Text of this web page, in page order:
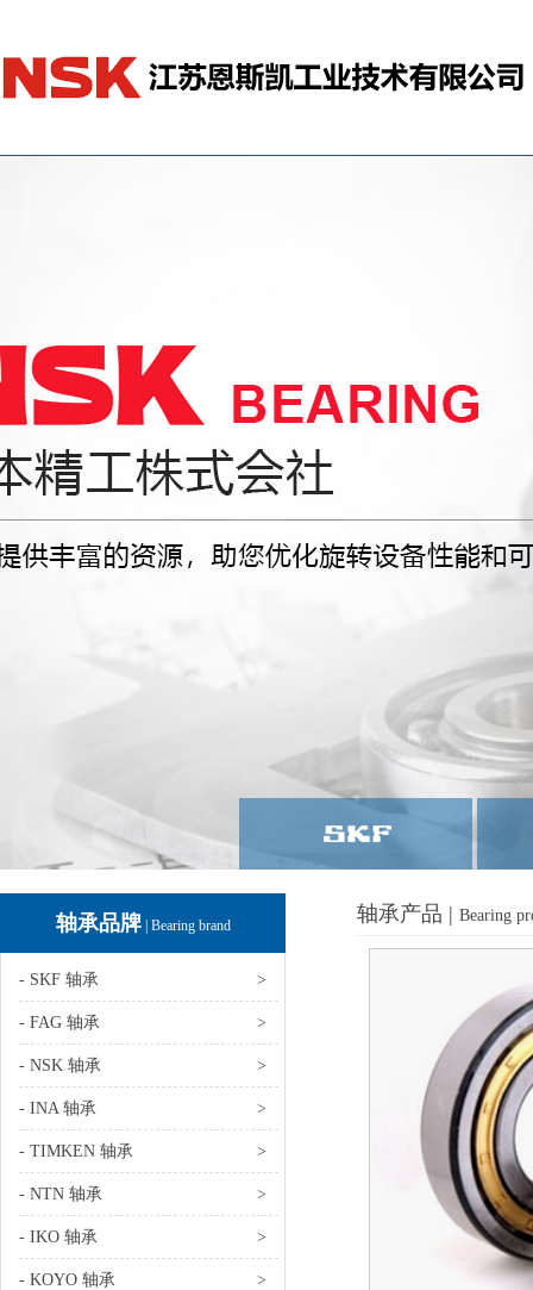
轴承品牌| Bearing brand
- SKF 轴承 >
- FAG 轴承 >
- NSK 轴承 >
- INA 轴承 >
- TIMKEN 轴承 >
- NTN 轴承 >
- IKO 轴承 >
- KOYO 轴承 >
轴承产品 | Bearing